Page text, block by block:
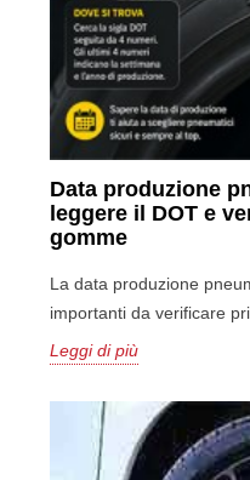
Data produzione
leggere il DOT e
gomme
La data produzione
importanti da verificare
Leggi di più